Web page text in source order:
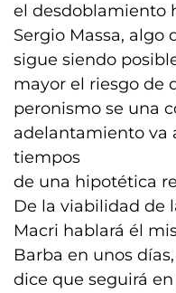
el desdoblamiento
Sergio Massa, algo
sigue siendo
mayor el riesgo de
peronismo se una
adelantamiento va
tiempos
de una hipotética
De la viabilidad de
Macri hablará él
Barba en unos
dice que seguirá en